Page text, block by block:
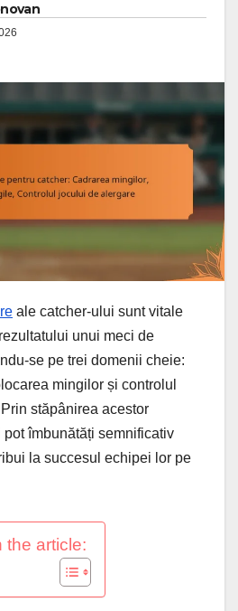
ale catcher-ului sunt vitale
unui meci de
se pe trei domenii cheie:
mingilor și controlul
stăpânirea acestor
îmbunătăți semnificativ
la succesul echipei lor pe
the article: